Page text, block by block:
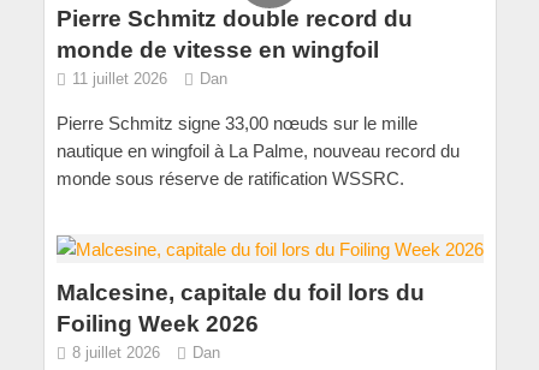
Pierre Schmitz double record du
monde de vitesse en wingfoil
11 juillet 2026 Dan
Pierre Schmitz signe 33,00 nœuds sur le mille
nautique en wingfoil à La Palme, nouveau record du
monde sous réserve de ratification WSSRC.
Malcesine, capitale du foil lors du
Foiling Week 2026
8 juillet 2026 Dan